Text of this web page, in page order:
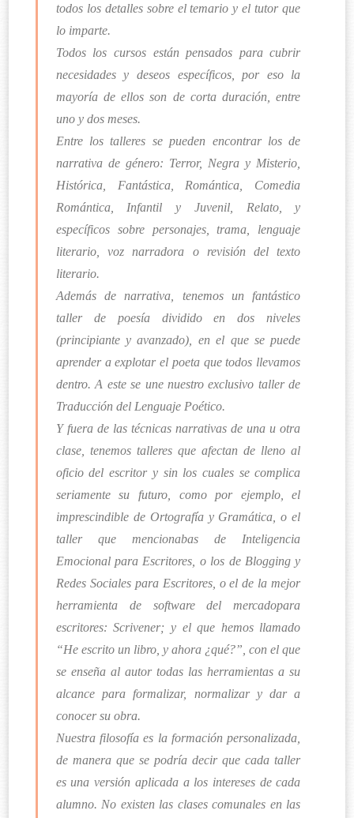
todos los detalles sobre el temario y el tutor que
lo imparte.
Todos los cursos están pensados para cubrir
necesidades y deseos específicos, por eso la
mayoría de ellos son de corta duración, entre
uno y dos meses.
Entre los talleres se pueden encontrar los de
narrativa de género: Terror, Negra y Misterio,
Histórica, Fantástica, Romántica, Comedia
Romántica, Infantil y Juvenil, Relato, y
específicos sobre personajes, trama, lenguaje
literario, voz narradora o revisión del texto
literario.
Además de narrativa, tenemos un fantástico
taller de poesía dividido en dos niveles
(principiante y avanzado), en el que se puede
aprender a explotar el poeta que todos llevamos
dentro. A este se une nuestro exclusivo taller de
Traducción del Lenguaje Poético.
Y fuera de las técnicas narrativas de una u otra
clase, tenemos talleres que afectan de lleno al
oficio del escritor y sin los cuales se complica
seriamente su futuro, como por ejemplo, el
imprescindible de Ortografía y Gramática, o el
taller que mencionabas de Inteligencia
Emocional para Escritores, o los de Blogging y
Redes Sociales para Escritores, o el de la mejor
herramienta de software del mercadopara
escritores: Scrivener; y el que hemos llamado
“He escrito un libro, y ahora ¿qué?”, con el que
se enseña al autor todas las herramientas a su
alcance para formalizar, normalizar y dar a
conocer su obra.
Nuestra filosofía es la formación personalizada,
de manera que se podría decir que cada taller
es una versión aplicada a los intereses de cada
alumno. No existen las clases comunales en las